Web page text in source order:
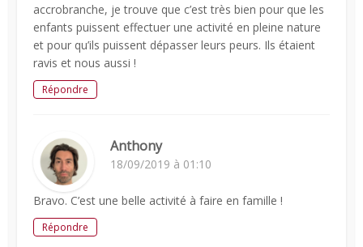
accrobranche, je trouve que c’est très bien pour que les
enfants puissent effectuer une activité en pleine nature
et pour qu’ils puissent dépasser leurs peurs. Ils étaient
ravis et nous aussi !
Répondre
Anthony
18/09/2019 à 01:10
Bravo. C’est une belle activité à faire en famille !
Répondre